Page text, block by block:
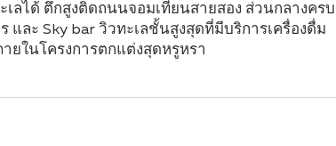
ลได้ ตึกสูงติดถนนจอมเทียนสายสอง ส่วนกลางครบ
ละ Sky bar วิวทะเลชั้นสูงสุดที่มีบริการเครื่องดื่ม
ยในโครงการตกแต่งสุดหรูหรา